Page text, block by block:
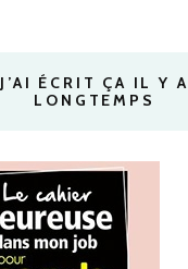
J’AI ÉCRIT ÇA IL Y A
LONGTEMPS